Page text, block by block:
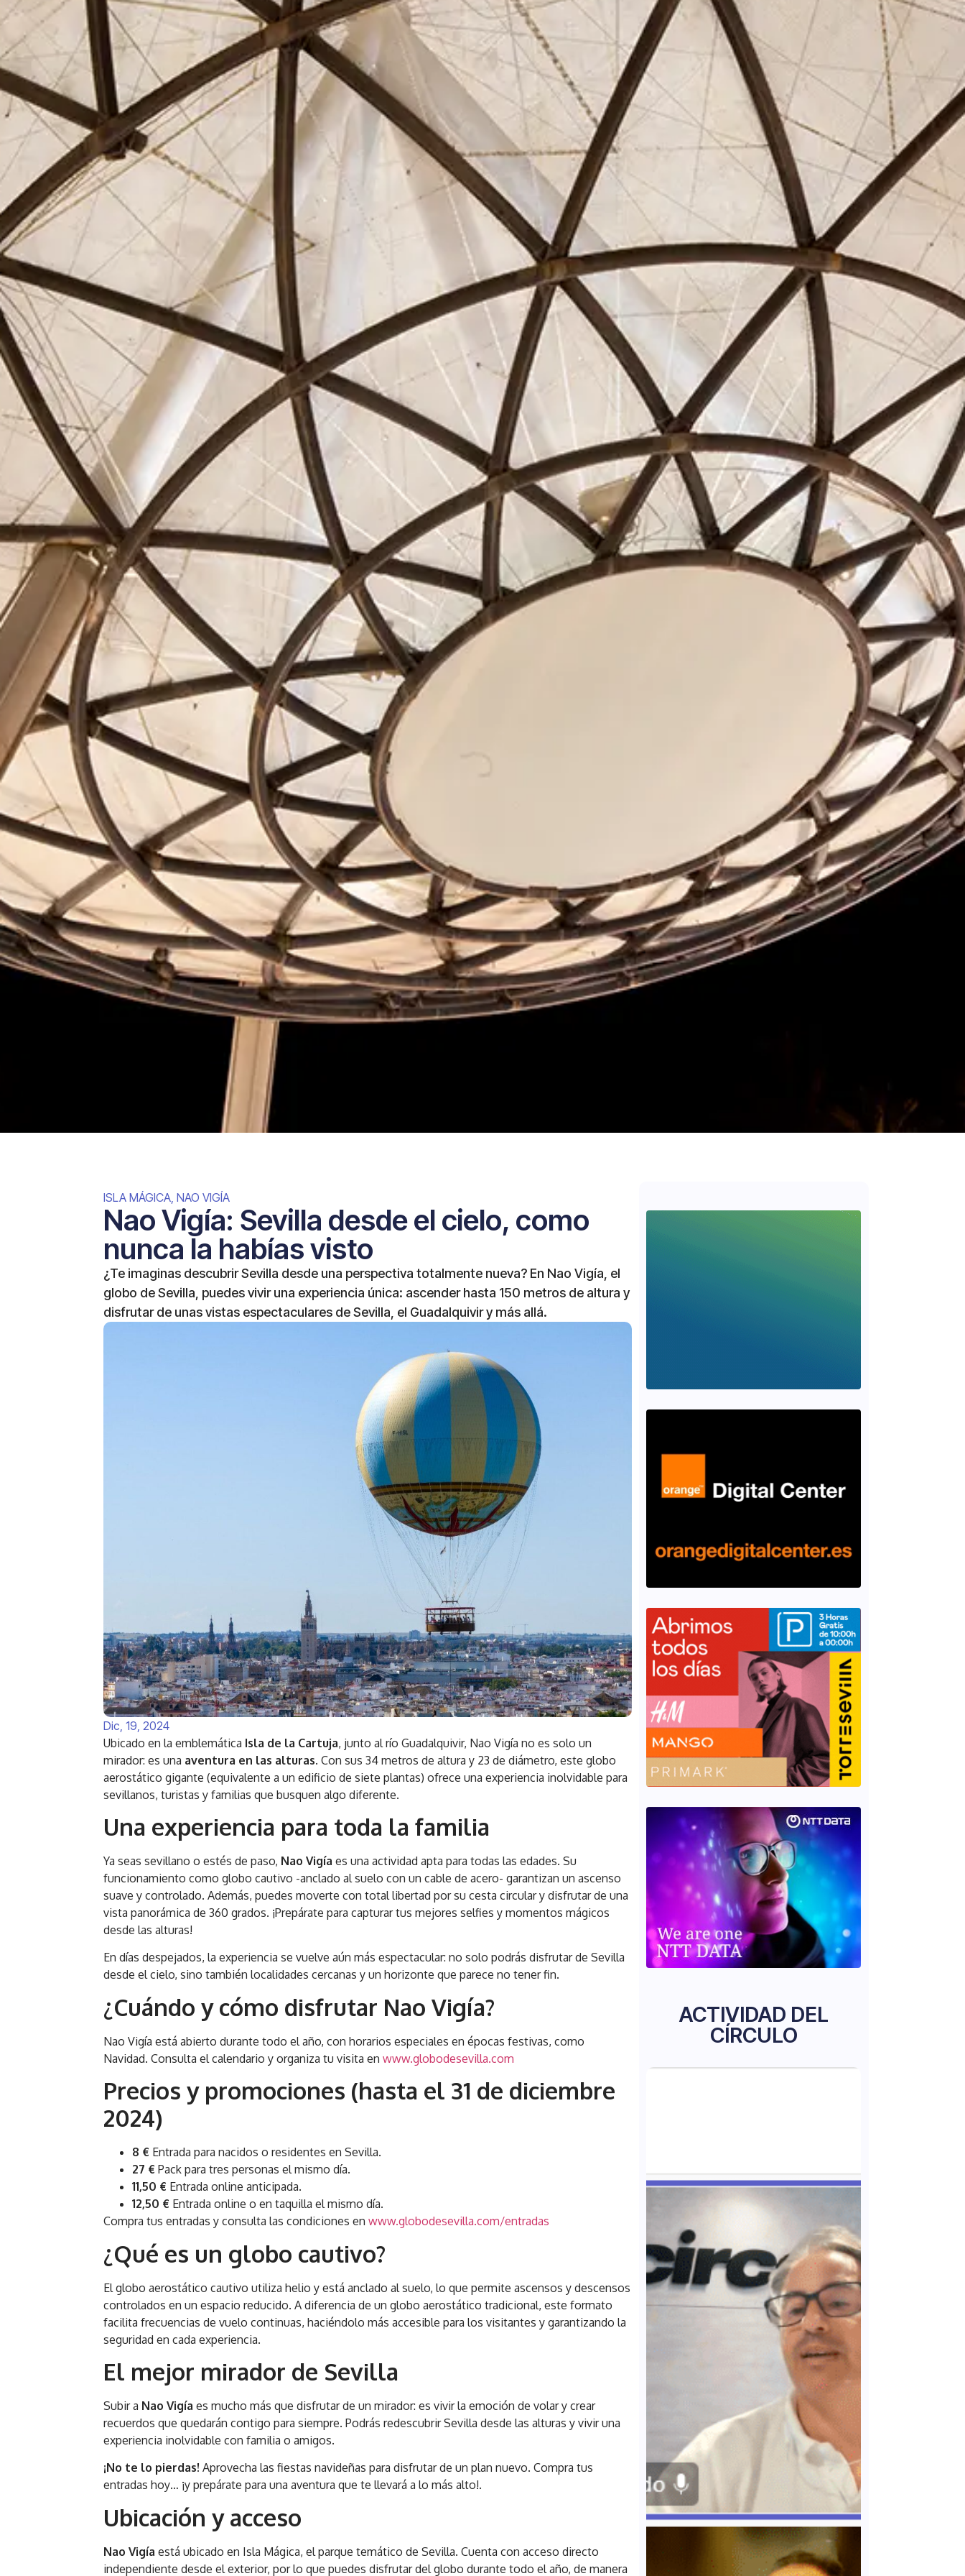
El Círculo Asociados Actualidad Contacto
ISLA MÁGICA ,NAO VIGÍA
Nao Vigía: Sevilla desde el cielo, como
nunca la habías visto
¿Te imaginas descubrir Sevilla desde una perspectiva totalmente nueva? En Nao Vigía, el
globo de Sevilla, puedes vivir una experiencia única: ascender hasta 150 metros de altura y
disfrutar de unas vistas espectaculares de Sevilla, el Guadalquivir y más allá.
Dic, 19, 2024
Ubicado en la emblemática Isla de la Cartuja, junto al río Guadalquivir, Nao Vigía no es solo un
mirador: es una aventura en las alturas. Con sus 34 metros de altura y 23 de diámetro, este globo
aerostático gigante (equivalente a un edificio de siete plantas) ofrece una experiencia inolvidable para
sevillanos, turistas y familias que busquen algo diferente.
Una experiencia para toda la familia
Ya seas sevillano o estés de paso, Nao Vigía es una actividad apta para todas las edades. Su
funcionamiento como globo cautivo -anclado al suelo con un cable de acero- garantizan un ascenso
suave y controlado. Además, puedes moverte con total libertad por su cesta circular y disfrutar de una
vista panorámica de 360 grados. ¡Prepárate para capturar tus mejores selfies y momentos mágicos
desde las alturas!
En días despejados, la experiencia se vuelve aún más espectacular: no solo podrás disfrutar de Sevilla
desde el cielo, sino también localidades cercanas y un horizonte que parece no tener fin.
¿Cuándo y cómo disfrutar Nao Vigía?
Nao Vigía está abierto durante todo el año, con horarios especiales en épocas festivas, como
Navidad. Consulta el calendario y organiza tu visita enwww.globodesevilla.com
Precios y promociones (hasta el 31 de diciembre
2024)
8 € Entrada para nacidos o residentes en Sevilla.
27 € Pack para tres personas el mismo día.
11,50 € Entrada online anticipada.
12,50 € Entrada online o en taquilla el mismo día.
Compra tus entradas y consulta las condiciones enwww.globodesevilla.com/entradas
¿Qué es un globo cautivo?
El globo aerostático cautivo utiliza helio y está anclado al suelo, lo que permite ascensos y descensos
controlados en un espacio reducido. A diferencia de un globo aerostático tradicional, este formato
facilita frecuencias de vuelo continuas, haciéndolo más accesible para los visitantes y garantizando la
seguridad en cada experiencia.
El mejor mirador de Sevilla
Subir a Nao Vigía es mucho más que disfrutar de un mirador: es vivir la emoción de volar y crear
recuerdos que quedarán contigo para siempre. Podrás redescubrir Sevilla desde las alturas y vivir una
experiencia inolvidable con familia o amigos.
¡No te lo pierdas! Aprovecha las fiestas navideñas para disfrutar de un plan nuevo. Compra tus
entradas hoy… ¡y prepárate para una aventura que te llevará a lo más alto!.
Ubicación y acceso
Nao Vigía está ubicado en Isla Mágica, el parque temático de Sevilla. Cuenta con acceso directo
independiente desde el exterior, por lo que puedes disfrutar del globo durante todo el año, de manera
ACTIVIDAD DEL
CÍRCULO